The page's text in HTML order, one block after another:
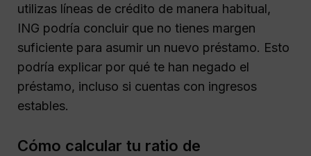
utilizas líneas de crédito de manera habitual,
ING podría concluir que no tienes margen
suficiente para asumir un nuevo préstamo. Esto
podría explicar por qué te han negado el
préstamo, incluso si cuentas con ingresos
estables.
Cómo calcular tu ratio de